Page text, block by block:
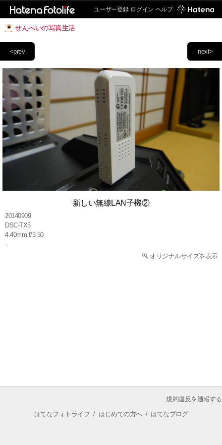
ユーザー登録 ログイン ヘルプ
せんべいの写真生活
next>
<prev
新しい無線LAN子機②
20140909
DSC-TX5
4.40mm f/3.50
オリジナルサイズを表示
規約違反を通報する
はてなフォトライフ / はじめての方へ/ はてなブログ